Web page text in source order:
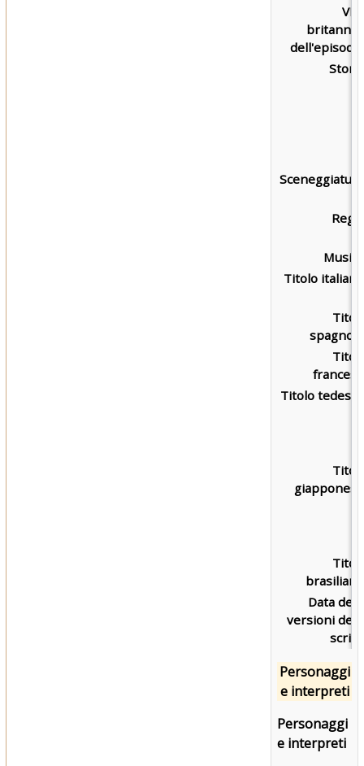
Titolo
Titolo
Data
versioni
Personaggi
e interpreti
Personaggi
e interpreti